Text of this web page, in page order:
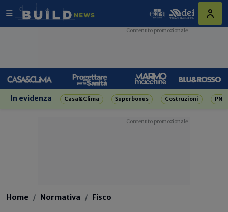
In evidenza Casa&Clima Superbonus Costruzioni
Home Normativa Fisco